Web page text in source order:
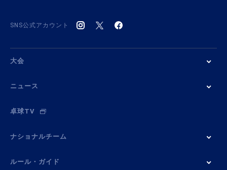
SNS公式アカウント
大会
ニュース
卓球TV
ナショナルチーム
ルール・ガイド